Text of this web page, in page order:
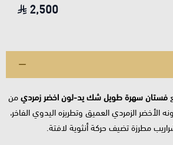
2,500
فستان سهرة طويل شك يد-لون اخضر زمرديمن
الأخضر الزمردي العميق وتطريزه اليدوي الفاخر،
مطرزة تضيف حركة أنثوية لافتة.